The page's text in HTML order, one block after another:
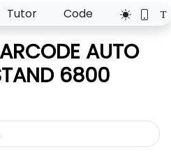
Tutor Code
AUTO
6800